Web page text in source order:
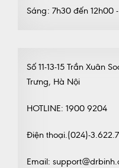
Sáng: 7h30 đến 12h00
Số 11-13-15 Trần Xuân
Trưng, Hà Nội
HOTLINE: 1900 9204
Điện thoại.(024)-
Email: